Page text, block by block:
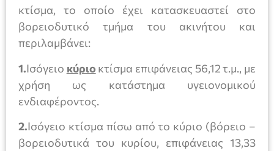
κτίσμα, το οποίο έχει κατασκευαστεί στο
βορειοδυτικό τμήμα του ακινήτου και
περιλαμβάνει:
1.Ισόγειο κύριο κτίσμα επιφάνειας 56,12 τ.μ., με
χρήση ως κατάστημα υγειονομικού
ενδιαφέροντος.
2.Ισόγειο κτίσμα πίσω από το κύριο (βόρειο –
βορειοδυτικά του κυρίου, επιφάνειας 13,33